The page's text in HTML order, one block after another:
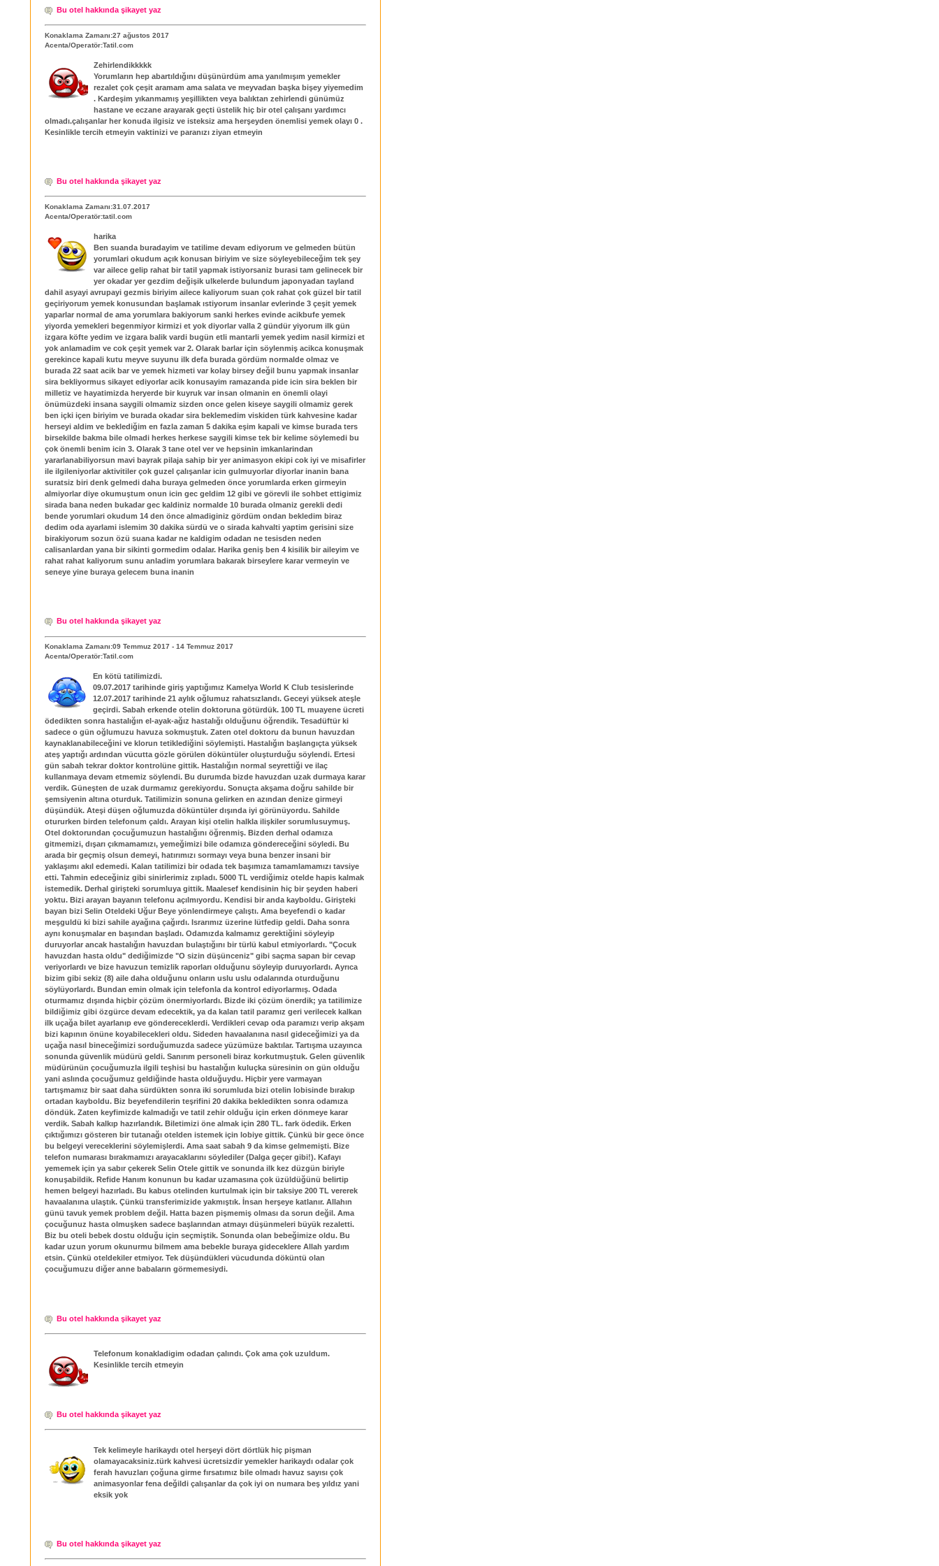
Bu otel hakkında şikayet yaz
Konaklama Zamanı:27 ağustos 2017
Acenta/Operatör:Tatil.com
Zehirlendikkkkk
Yorumların hep abartıldığını düşünürdüm ama yanılmışım yemekler
rezalet çok çeşit aramam ama salata ve meyvadan başka bişey yiyemedim
. Kardeşim yıkanmamış yeşillikten veya balıktan zehirlendi günümüz
hastane ve eczane arayarak geçti üstelik hiç bir otel çalışanı yardımcı
olmadı.çalışanlar her konuda ilgisiz ve isteksiz ama herşeyden önemlisi yemek olayı 0 .
Kesinlikle tercih etmeyin vaktinizi ve paranızı ziyan etmeyin
Bu otel hakkında şikayet yaz
Konaklama Zamanı:31.07.2017
Acenta/Operatör:tatil.com
harika
Ben suanda buradayim ve tatilime devam ediyorum ve gelmeden bütün
yorumlari okudum açık konusan biriyim ve size söyleyebileceğim tek şey
var ailece gelip rahat bir tatil yapmak istiyorsaniz burasi tam gelinecek bir
yer okadar yer gezdim değişik ulkelerde bulundum japonyadan tayland
dahil asyayi avrupayi gezmis biriyim ailece kaliyorum suan çok rahat çok güzel bir tatil
geçiriyorum yemek konusundan başlamak ıstiyorum insanlar evlerinde 3 çeşit yemek
yaparlar normal de ama yorumlara bakiyorum sanki herkes evinde acikbufe yemek
yiyorda yemekleri begenmiyor kirmizi et yok diyorlar valla 2 gündür yiyorum ilk gün
izgara köfte yedim ve izgara balik vardi bugün etli mantarli yemek yedim nasil kirmizi et
yok anlamadim ve cok çeşit yemek var 2. Olarak barlar için söylenmiş acikca konuşmak
gerekince kapali kutu meyve suyunu ilk defa burada gördüm normalde olmaz ve
burada 22 saat acik bar ve yemek hizmeti var kolay birsey değil bunu yapmak insanlar
sira bekliyormus sikayet ediyorlar acik konusayim ramazanda pide icin sira beklen bir
milletiz ve hayatimizda heryerde bir kuyruk var insan olmanin en önemli olayi
önümüzdeki insana saygili olmamiz sizden once gelen kiseye saygili olmamiz gerek
ben içki içen biriyim ve burada okadar sira beklemedim viskiden türk kahvesine kadar
herseyi aldim ve beklediğim en fazla zaman 5 dakika eşim kapali ve kimse burada ters
birsekilde bakma bile olmadi herkes herkese saygili kimse tek bir kelime söylemedi bu
çok önemli benim icin 3. Olarak 3 tane otel ver ve hepsinin imkanlarindan
yararlanabiliyorsun mavi bayrak pilaja sahip bir yer animasyon ekipi cok iyi ve misafirler
ile ilgileniyorlar aktivitiler çok guzel çalışanlar icin gulmuyorlar diyorlar inanin bana
suratsiz biri denk gelmedi daha buraya gelmeden önce yorumlarda erken girmeyin
almiyorlar diye okumuştum onun icin gec geldim 12 gibi ve görevli ile sohbet ettigimiz
sirada bana neden bukadar gec kaldiniz normalde 10 burada olmaniz gerekli dedi
bende yorumlari okudum 14 den önce almadiginiz gördüm ondan bekledim biraz
dedim oda ayarlami islemim 30 dakika sürdü ve o sirada kahvalti yaptim gerisini size
birakiyorum sozun özü suana kadar ne kaldigim odadan ne tesisden neden
calisanlardan yana bir sikinti gormedim odalar. Harika geniş ben 4 kisilik bir aileyim ve
rahat rahat kaliyorum sunu anladim yorumlara bakarak birseylere karar vermeyin ve
seneye yine buraya gelecem buna inanin
Bu otel hakkında şikayet yaz
Konaklama Zamanı:09 Temmuz 2017 - 14 Temmuz 2017
Acenta/Operatör:Tatil.com
En kötü tatilimizdi.
09.07.2017 tarihinde giriş yaptığımız Kamelya World K Club tesislerinde
12.07.2017 tarihinde 21 aylık oğlumuz rahatsızlandı. Geceyi yüksek ateşle
geçirdi. Sabah erkende otelin doktoruna götürdük. 100 TL muayene ücreti
ödedikten sonra hastalığın el-ayak-ağız hastalığı olduğunu öğrendik. Tesadüftür ki
sadece o gün oğlumuzu havuza sokmuştuk. Zaten otel doktoru da bunun havuzdan
kaynaklanabileceğini ve klorun tetiklediğini söylemişti. Hastalığın başlangıçta yüksek
ateş yaptığı ardından vücutta gözle görülen döküntüler oluşturduğu söylendi. Ertesi
gün sabah tekrar doktor kontrolüne gittik. Hastalığın normal seyrettiği ve ilaç
kullanmaya devam etmemiz söylendi. Bu durumda bizde havuzdan uzak durmaya karar
verdik. Güneşten de uzak durmamız gerekiyordu. Sonuçta akşama doğru sahilde bir
şemsiyenin altına oturduk. Tatilimizin sonuna gelirken en azından denize girmeyi
düşündük. Ateşi düşen oğlumuzda döküntüler dışında iyi görünüyordu. Sahilde
otururken birden telefonum çaldı. Arayan kişi otelin halkla ilişkiler sorumlusuymuş.
Otel doktorundan çocuğumuzun hastalığını öğrenmiş. Bizden derhal odamıza
gitmemizi, dışarı çıkmamamızı, yemeğimizi bile odamıza göndereceğini söyledi. Bu
arada bir geçmiş olsun demeyi, hatırımızı sormayı veya buna benzer insani bir
yaklaşımı akıl edemedi. Kalan tatilimizi bir odada tek başımıza tamamlamamızı tavsiye
etti. Tahmin edeceğiniz gibi sinirlerimiz zıpladı. 5000 TL verdiğimiz otelde hapis kalmak
istemedik. Derhal girişteki sorumluya gittik. Maalesef kendisinin hiç bir şeyden haberi
yoktu. Bizi arayan bayanın telefonu açılmıyordu. Kendisi bir anda kayboldu. Girişteki
bayan bizi Selin Oteldeki Uğur Beye yönlendirmeye çalıştı. Ama beyefendi o kadar
meşguldü ki bizi sahile ayağına çağırdı. Israrımız üzerine lütfedip geldi. Daha sonra
aynı konuşmalar en başından başladı. Odamızda kalmamız gerektiğini söyleyip
duruyorlar ancak hastalığın havuzdan bulaştığını bir türlü kabul etmiyorlardı. "Çocuk
havuzdan hasta oldu" dediğimizde "O sizin düşünceniz" gibi saçma sapan bir cevap
veriyorlardı ve bize havuzun temizlik raporları olduğunu söyleyip duruyorlardı. Ayrıca
bizim gibi sekiz (8) aile daha olduğunu onların uslu uslu odalarında oturduğunu
söylüyorlardı. Bundan emin olmak için telefonla da kontrol ediyorlarmış. Odada
oturmamız dışında hiçbir çözüm önermiyorlardı. Bizde iki çözüm önerdik; ya tatilimize
bildiğimiz gibi özgürce devam edecektik, ya da kalan tatil paramız geri verilecek kalkan
ilk uçağa bilet ayarlanıp eve göndereceklerdi. Verdikleri cevap oda paramızı verip akşam
bizi kapının önüne koyabilecekleri oldu. Sideden havaalanına nasıl gideceğimizi ya da
uçağa nasıl bineceğimizi sorduğumuzda sadece yüzümüze baktılar. Tartışma uzayınca
sonunda güvenlik müdürü geldi. Sanırım personeli biraz korkutmuştuk. Gelen güvenlik
müdürünün çocuğumuzla ilgili teşhisi bu hastalığın kuluçka süresinin on gün olduğu
yani aslında çocuğumuz geldiğinde hasta olduğuydu. Hiçbir yere varmayan
tartışmamız bir saat daha sürdükten sonra iki sorumluda bizi otelin lobisinde bırakıp
ortadan kayboldu. Biz beyefendilerin teşrifini 20 dakika bekledikten sonra odamıza
döndük. Zaten keyfimizde kalmadığı ve tatil zehir olduğu için erken dönmeye karar
verdik. Sabah kalkıp hazırlandık. Biletimizi öne almak için 280 TL. fark ödedik. Erken
çıktığımızı gösteren bir tutanağı otelden istemek için lobiye gittik. Çünkü bir gece önce
bu belgeyi vereceklerini söylemişlerdi. Ama saat sabah 9 da kimse gelmemişti. Bize
telefon numarası bırakmamızı arayacaklarını söylediler (Dalga geçer gibi!). Kafayı
yememek için ya sabır çekerek Selin Otele gittik ve sonunda ilk kez düzgün biriyle
konuşabildik. Refide Hanım konunun bu kadar uzamasına çok üzüldüğünü belirtip
hemen belgeyi hazırladı. Bu kabus otelinden kurtulmak için bir taksiye 200 TL vererek
havaalanına ulaştık. Çünkü transferimizide yakmıştık. İnsan herşeye katlanır. Allahın
günü tavuk yemek problem değil. Hatta bazen pişmemiş olması da sorun değil. Ama
çocuğunuz hasta olmuşken sadece başlarından atmayı düşünmeleri büyük rezaletti.
Biz bu oteli bebek dostu olduğu için seçmiştik. Sonunda olan bebeğimize oldu. Bu
kadar uzun yorum okunurmu bilmem ama bebekle buraya gideceklere Allah yardım
etsin. Çünkü oteldekiler etmiyor. Tek düşündükleri vücudunda döküntü olan
çocuğumuzu diğer anne babaların görmemesiydi.
Bu otel hakkında şikayet yaz
Telefonum konakladigim odadan çalındı. Çok ama çok uzuldum.
Kesinlikle tercih etmeyin
Bu otel hakkında şikayet yaz
Tek kelimeyle harikaydı otel herşeyi dört dörtlük hiç pişman
olamayacaksiniz.türk kahvesi ücretsizdir yemekler harikaydı odalar çok
ferah havuzları çoğuna girme fırsatımız bile olmadı havuz sayısı çok
animasyonlar fena değildi çalışanlar da çok iyi on numara beş yıldız yani
eksik yok
Bu otel hakkında şikayet yaz